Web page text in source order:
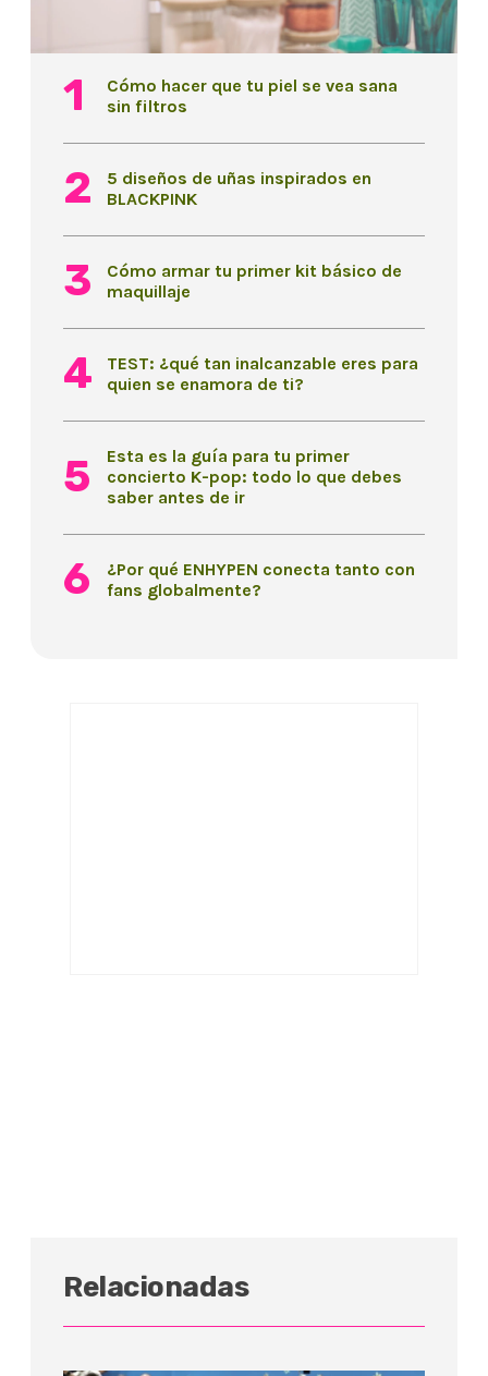
Cómo hacer que tu piel se vea sana
sin filtros
5 diseños de uñas inspirados en
BLACKPINK
Cómo armar tu primer kit básico de
maquillaje
TEST: ¿qué tan inalcanzable eres para
quien se enamora de ti?
Esta es la guía para tu primer
concierto K-pop: todo lo que debes
saber antes de ir
¿Por qué ENHYPEN conecta tanto con
fans globalmente?
Relacionadas